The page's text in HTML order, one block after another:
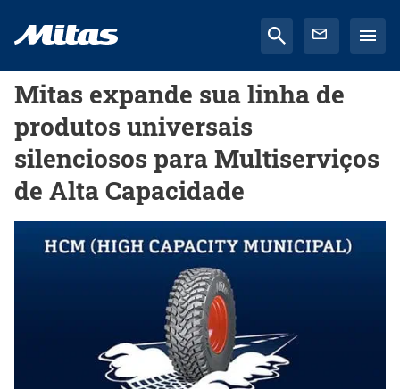
Mitas expande sua linha de
produtos universais
silenciosos para Multiserviços
de Alta Capacidade